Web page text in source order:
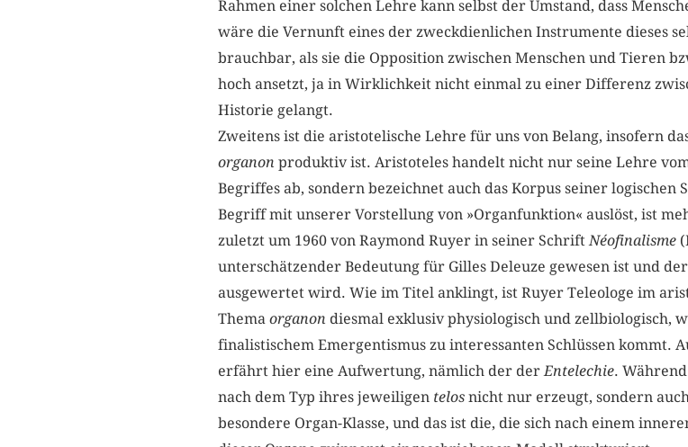
Rahmen einer solchen Lehre kann selbst der Umstand, dass
wäre die Vernunft eines der zweckdienlichen Instrumente dieses
brauchbar, als sie die Opposition zwischen Menschen und Tieren
hoch ansetzt, ja in Wirklichkeit nicht einmal zu einer Differenz
Historie gelangt.
Zweitens ist die aristotelische Lehre für uns von Belang, insofern
organon produktiv ist. Aristoteles handelt nicht nur seine Lehre
Begriffes ab, sondern bezeichnet auch das Korpus seiner logischen
Begriff mit unserer Vorstellung von »Organfunktion« auslöst, ist
zuletzt um 1960 von Raymond Ruyer in seiner Schrift Néofinalisme
unterschätzender Bedeutung für Gilles Deleuze gewesen ist und
ausgewertet wird. Wie im Titel anklingt, ist Ruyer Teleologe im
Thema organon diesmal exklusiv physiologisch und zellbiologisch,
finalistischem Emergentismus zu interessanten Schlüssen kommt.
erfährt hier eine Aufwertung, nämlich der der Entelechie.
nach dem Typ ihres jeweiligen telosnicht nur erzeugt, sondern
besondere Organ-Klasse, und das ist die, die sich nach einem